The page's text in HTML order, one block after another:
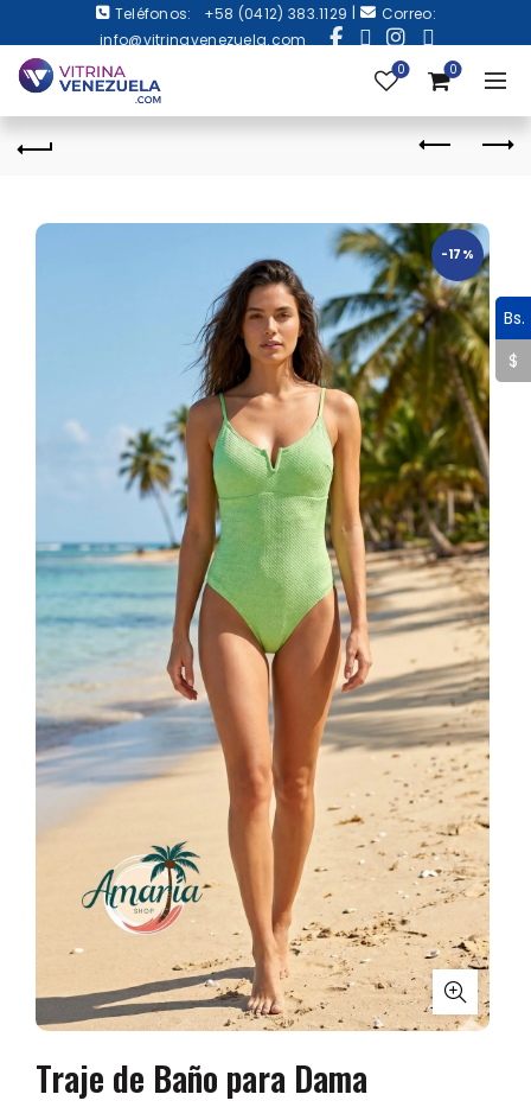
Teléfonos: +58 (0412) 383.1129 |
Correo:
info@vitrinavenezuela.com
0 0
-17%
Traje de Baño para Dama
Bs.
$